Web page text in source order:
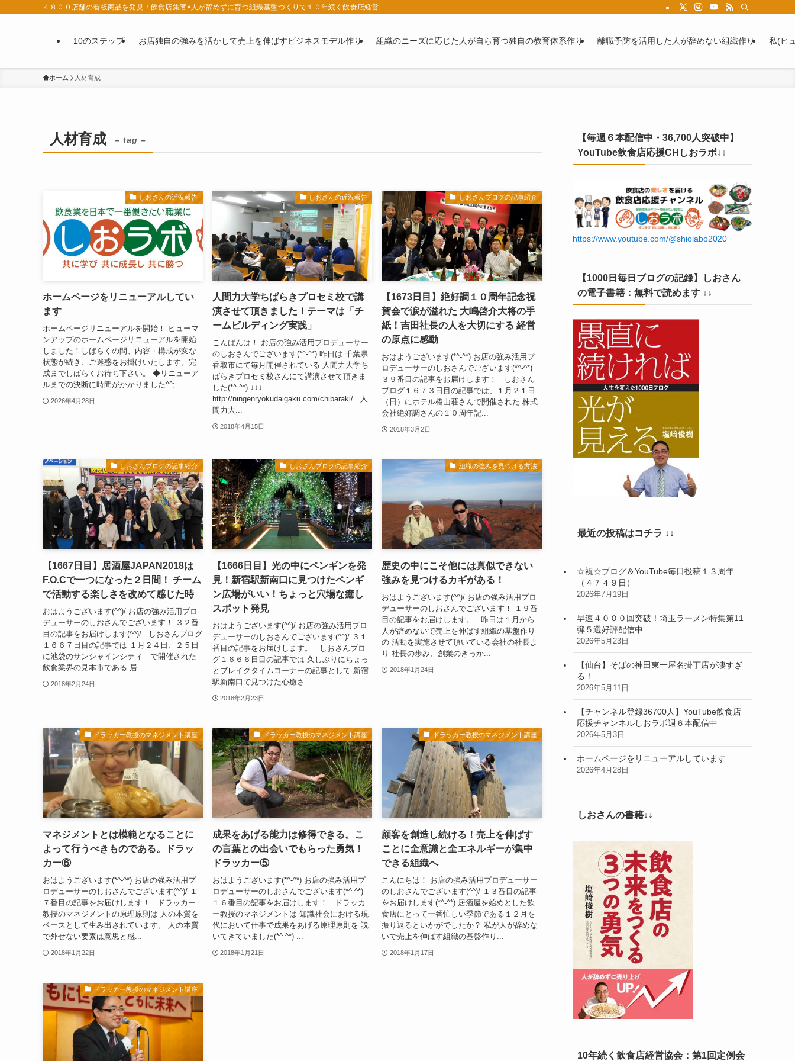
４８００店舗の看板商品を発見！飲食店集客×人が辞めずに育つ組織基盤づくりで１０年続く飲食店経営
10のステップ お店独自の強みを活かして売上を伸ばすビジネスモデル作り 組織のニーズに応じた人が自ら育つ独自の教育体系作り 離職予防を活用した人が辞めない組織作り 私(ヒ
ホーム 人材育成
人材育成 – tag –
しおさんの近況報告
ホームページをリニューアルしてい
ます
ホームページリニューアルを開始！ ヒューマ
ンアップのホームページリニューアルを開始
しました！しばらくの間、内容・構成が変な
状態が続き、ご迷惑をお掛けいたします。完
成までしばらくお待ち下さい。 ◆リニューア
ルまでの決断に時間がかかりました^^; ...
2026年4月28日
しおさんの近況報告
人間力大学ちばらきプロセミ校で講
演させて頂きました！テーマは「チ
ームビルディング実践」
こんばんは！ お店の強み活用プロデューサー
のしおさんでございます(*^-^*) 昨日は 千葉県
香取市にて毎月開催されている 人間力大学ち
ばらきプロセミ校さんにて講演させて頂きま
した(*^-^*) ↓↓↓
http://ningenryokudaigaku.com/chibaraki/ 人
間力大...
2018年4月15日
しおさんブログの記事紹介
【1673日目】絶好調１０周年記念祝
賀会で涙が溢れた 大嶋啓介大将の手
紙！吉田社長の人を大切にする 経営
の原点に感動
おはようございます(*^-^*) お店の強み活用プ
ロデューサーのしおさんでございます(*^-^*)
３９番目の記事をお届けします！ しおさん
ブログ１６７３日目の記事では、１月２１日
（日）にホテル椿山荘さんで開催された 株式
会社絶好調さんの１０周年記...
2018年3月2日
しおさんブログの記事紹介
【1667日目】居酒屋JAPAN2018は
F.O.Cで一つになった２日間！ チーム
で活動する楽しさを改めて感じた時
おはようございます(^^)/ お店の強み活用プロ
デューサーのしおさんでございます！ ３２番
目の記事をお届けします(^^)/ しおさんブログ
１６６７日目の記事では １月２４日、２５日
に池袋のサンシャインシティ―で開催された
飲食業界の見本市である 居...
2018年2月24日
しおさんブログの記事紹介
【1666日目】光の中にペンギンを発
見！新宿駅新南口に見つけたペンギ
ン広場がいい！ちょっと穴場な癒し
スポット発見
おはようございます(^^)/ お店の強み活用プロ
デューサーのしおさんでございます(^^)/ ３１
番目の記事をお届けします。 しおさんブロ
グ１６６６日目の記事では 久しぶりにちょっ
とブレイクタイムコーナーの記事として 新宿
駅新南口で見つけた心癒さ...
2018年2月23日
組織の強みを見つける方法
歴史の中にこそ他には真似できない
強みを見つけるカギがある！
おはようございます(^^)/ お店の強み活用プロ
デューサーのしおさんでございます！ １９番
目の記事をお届けします。 昨日は１月から
人が辞めないで売上を伸ばす組織の基盤作り
の 活動を実施させて頂いている会社の社長よ
り 社長の歩み、創業のきっか...
2018年1月24日
ドラッカー教授のマネジメント講座
マネジメントとは模範となることに
よって行うべきものである。ドラッ
カー⑥
おはようございます(*^-^*) お店の強み活用プ
ロデューサーのしおさんでございます(^^)/ １
７番目の記事をお届けします！ ドラッカー
教授のマネジメントの原理原則は 人の本質を
ベースとして生み出されています。 人の本質
で外せない要素は意思と感...
2018年1月22日
ドラッカー教授のマネジメント講座
成果をあげる能力は修得できる。こ
の言葉との出会いでもらった勇気！
ドラッカー⑤
おはようございます(*^-^*) お店の強み活用プ
ロデューサーのしおさんでございます(*^-^*)
１６番目の記事をお届けします！ ドラッカ
ー教授のマネジメントは 知識社会における現
代において仕事で成果をあげる原理原則を 説
いてきていました(*^-^*) ...
2018年1月21日
ドラッカー教授のマネジメント講座
顧客を創造し続ける！売上を伸ばす
ことに全意識と全エネルギーが集中
できる組織へ
こんにちは！ お店の強み活用プロデューサー
のしおさんでございます(^^)/ １３番目の記事
をお届けします(*^-^*) 居酒屋を始めとした飲
食店にとって一番忙しい季節である１２月を
振り返るといかがでしたか？ 私が人が辞めな
いで売上を伸ばす組織の基盤作り...
2018年1月17日
ドラッカー教授のマネジメント講座
【毎週６本配信中・36,700人突破中】
YouTube飲食店応援CHしおラボ↓↓
https://www.youtube.com/@shiolabo2020
【1000日毎日ブログの記録】しおさん
の電子書籍：無料で読めます ↓↓
最近の投稿はコチラ ↓↓
☆祝☆ブログ＆YouTube毎日投稿１３周年
（４７４９日）
2026年7月19日
早速４０００回突破！埼玉ラーメン特集第11
弾５選好評配信中
2026年5月23日
【仙台】そばの神田東一屋名掛丁店が凄すぎ
る！
2026年5月11日
【チャンネル登録36700人】YouTube飲食店
応援チャンネルしおラボ週６本配信中
2026年5月3日
ホームページをリニューアルしています
2026年4月28日
しおさんの書籍↓↓
10年続く飲食店経営協会：第1回定例会